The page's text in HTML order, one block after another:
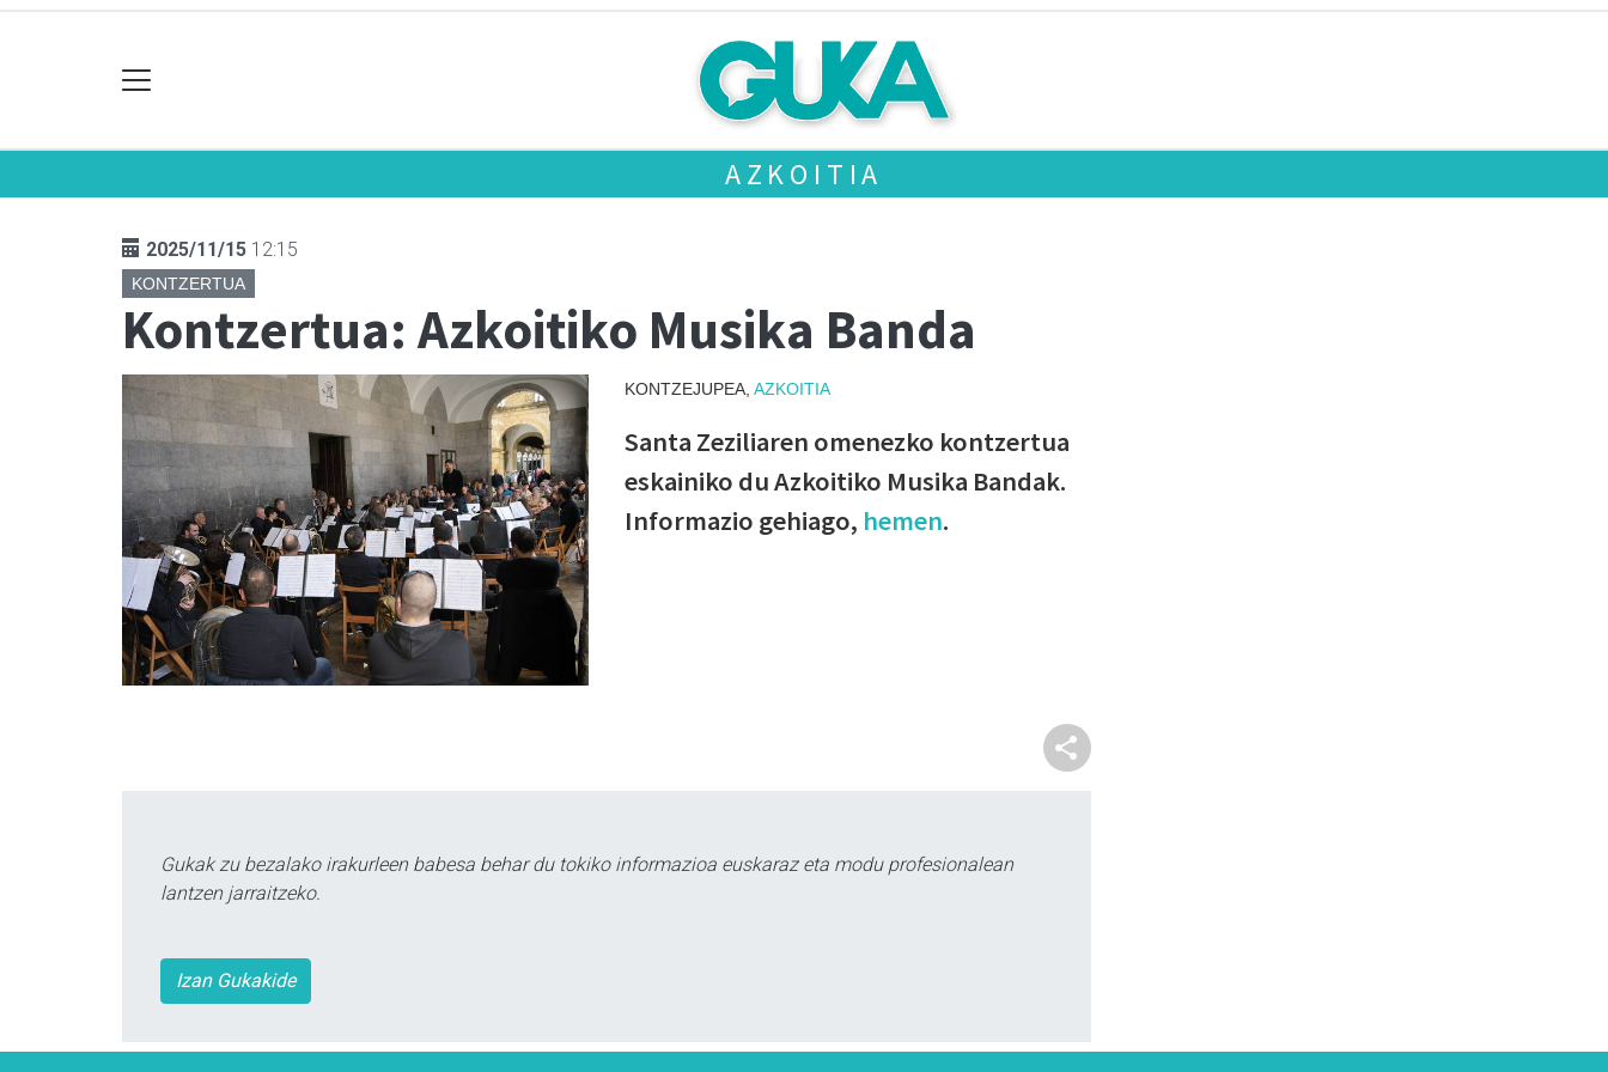
AZKOITIA
2025/11/15 12:15
KONTZERTUA
Kontzertua: Azkoitiko Musika Banda
KONTZEJUPEA, AZKOITIA
Santa Zeziliaren omenezko kontzertua
eskainiko du Azkoitiko Musika Bandak.
Informazio gehiago, hemen.
Gukak zu bezalako irakurleen babesa behar du tokiko informazioa euskaraz eta modu profesionalean
lantzen jarraitzeko.
Izan Gukakide